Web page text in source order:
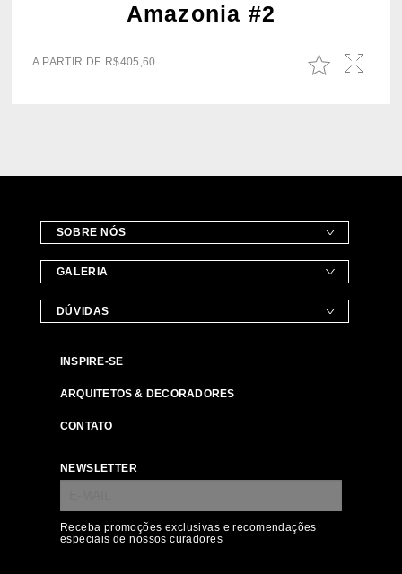
Amazonia #2
A PARTIR DE R$405,60
SOBRE NÓS
GALERIA
DÚVIDAS
INSPIRE-SE
ARQUITETOS & DECORADORES
CONTATO
NEWSLETTER
Receba promoções exclusivas e recomendações
especiais de nossos curadores